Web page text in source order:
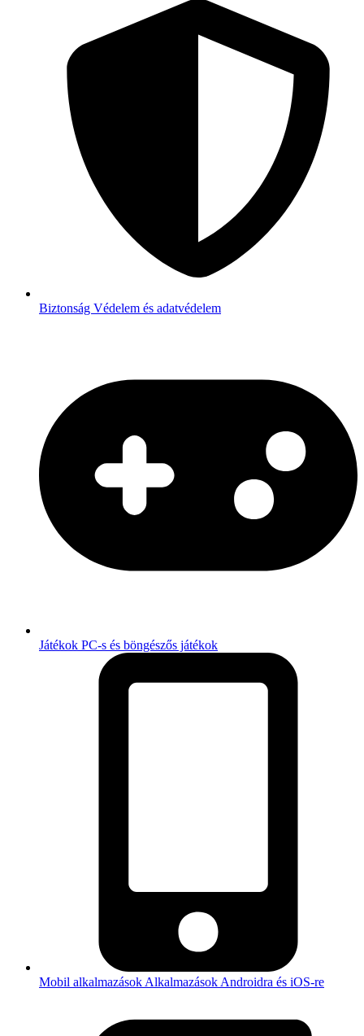
Biztonság Védelem és adatvédelem
Játékok PC-s és böngészős játékok
Mobil alkalmazások Alkalmazások Androidra és iOS-re